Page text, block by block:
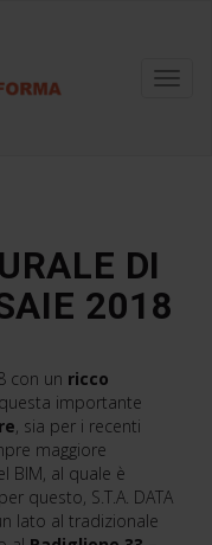
DI
2018
con un ricco
importante
, sia per i recenti
maggiore
BIM, al quale è
questo, S.T.A. DATA
lato al tradizionale